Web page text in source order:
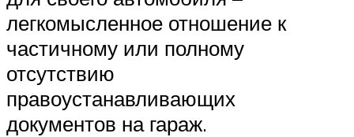
легкомысленное отношение к
частичному или полному
отсутствию
правоустанавливающих
документов на гараж.